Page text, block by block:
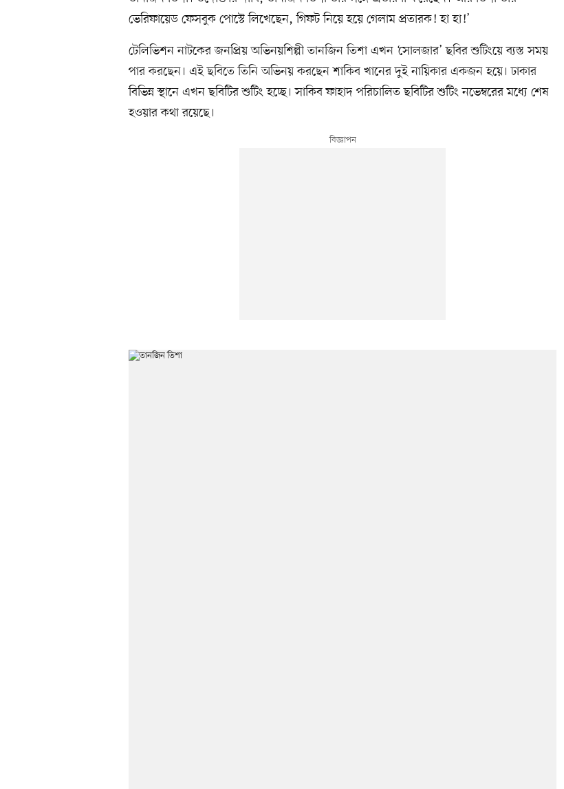
ভেরিফায়েড ফেসবুক পোস্টে লিখেছেন, গিফট নিয়ে হয়ে গেলাম প্রতারক! হা হা!’
টেলিভিশন নাটকের জনপ্রিয় অভিনয়শিল্পী তানজিন তিশা এখন ‘সোলজার’ ছবির শুটিংয়ে ব্যস্ত সময়
পার করছেন। এই ছবিতে তিনি অভিনয় করছেন শাকিব খানের দুই নায়িকার একজন হয়ে। ঢাকার
বিভিন্ন স্থানে এখন ছবিটির শুটিং হচ্ছে। সাকিব ফাহাদ পরিচালিত ছবিটির শুটিং নভেম্বরের মধ্যে শেষ
হওয়ার কথা রয়েছে।